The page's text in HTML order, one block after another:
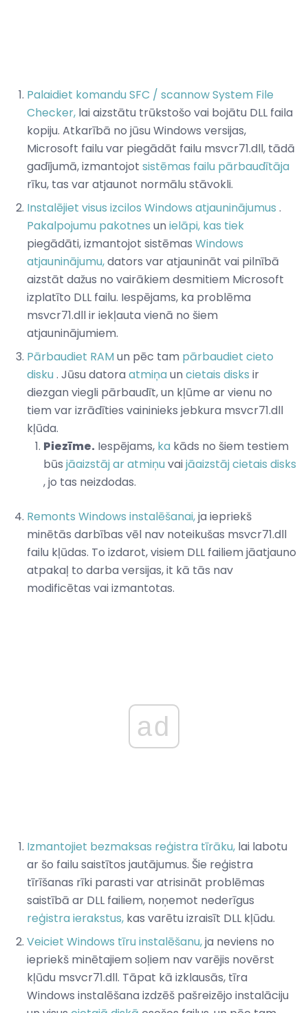
Palaidiet komandu SFC / scannow System File
Checker, lai aizstātu trūkstošo vai bojātu DLL faila
kopiju. Atkarībā no jūsu Windows versijas,
Microsoft failu var piegādāt failu msvcr71.dll, tādā
gadījumā, izmantojot sistēmas failu pārbaudītāja
rīku, tas var atjaunot normālu stāvokli.
Instalējiet visus izcilos Windows atjauninājumus .
Pakalpojumu pakotnes un ielāpi, kas tiek
piegādāti, izmantojot sistēmas Windows
atjauninājumu,dators var atjaunināt vai pilnībā
aizstāt dažus no vairākiem desmitiem Microsoft
izplatīto DLL failu. Iespējams, ka problēma
msvcr71.dll ir iekļauta vienā no šiem
atjauninājumiem.
Pārbaudiet RAMun pēc tam pārbaudiet cieto
disku. Jūsu datora atmiņaun cietais disks ir
diezgan viegli pārbaudīt, un kļūme ar vienu no
tiem var izrādīties vaininieks jebkura msvcr71.dll
kļūda.
Piezīme. Iespējams, ka kāds no šiem testiem
būs jāaizstāj ar atmiņuvaijāaizstāj cietais disks
, jo tas neizdodas.
Remonts Windows instalēšanai,ja iepriekš
minētās darbības vēl nav noteikušas msvcr71.dll
failu kļūdas. To izdarot, visiem DLL failiem jāatjauno
atpakaļ to darba versijas, it kā tās nav
modificētas vai izmantotas.
ad
Izmantojiet bezmaksas reģistra tīrāku, lai labotu
ar šo failu saistītos jautājumus. Šie reģistra
tīrīšanas rīki parasti var atrisināt problēmas
saistībā ar DLL failiem, noņemot nederīgus
reģistra ierakstus, kas varētu izraisīt DLL kļūdu.
Veiciet Windows tīru instalēšanu,ja neviens no
iepriekš minētajiem soļiem nav varējis novērst
kļūdu msvcr71.dll. Tāpat kā izklausās, tīra
Windows instalēšana izdzēš pašreizējo instalāciju